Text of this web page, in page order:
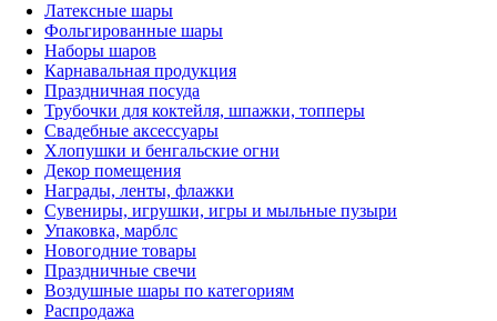
Латексные шары
Фольгированные шары
Наборы шаров
Карнавальная продукция
Праздничная посуда
Трубочки для коктейля, шпажки, топперы
Свадебные аксессуары
Хлопушки и бенгальские огни
Декор помещения
Награды, ленты, флажки
Сувениры, игрушки, игры и мыльные пузыри
Упаковка, марблс
Новогодние товары
Праздничные свечи
Воздушные шары по категориям
Распродажа